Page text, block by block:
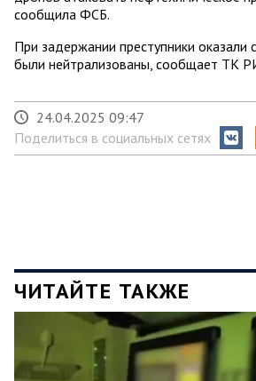
сообщила ФСБ.
При задержании преступники оказали
были нейтрализованы, сообщает ТК
24.04.2025 09:47
Поделиться в социальных сетях
ЧИТАЙТЕ ТАКЖЕ